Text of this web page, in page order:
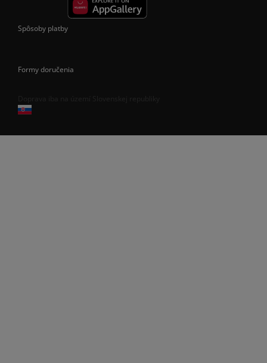
Spôsoby platby
Formy doručenia